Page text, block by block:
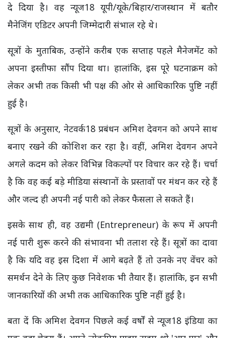
दे दिया है। वह न्यूज18 यूपी/यूके/बिहार/राजस्थान में बतौर
मैनेजिंग एडिटर अपनी जिम्मेदारी संभाल रहे थे।
सूत्रों के मुताबिक, उन्होंने करीब एक सप्ताह पहले मैनेजमेंट को
अपना इस्तीफा सौंप दिया था। हालांकि, इस पूरे घटनाक्रम को
लेकर अभी तक किसी भी पक्ष की ओर से आधिकारिक पुष्टि नहीं
हुई है।
सूत्रों के अनुसार, नेटवर्क18 प्रबंधन अमिश देवगन को अपने साथ
बनाए रखने की कोशिश कर रहा है। वहीं, अमिश देवगन अपने
अगले कदम को लेकर विभिन्न विकल्पों पर विचार कर रहे हैं। चर्चा
है कि वह कई बड़े मीडिया संस्थानों के प्रस्तावों पर मंथन कर रहे हैं
और जल्द ही अपनी नई पारी को लेकर फैसला ले सकते हैं।
इसके साथ ही, वह उद्यमी (Entrepreneur) के रूप में अपनी
नई पारी शुरू करने की संभावना भी तलाश रहे हैं। सूत्रों का दावा
है कि यदि वह इस दिशा में आगे बढ़ते हैं तो उनके नए वेंचर को
समर्थन देने के लिए कुछ निवेशक भी तैयार हैं। हालांकि, इन सभी
जानकारियों की अभी तक आधिकारिक पुष्टि नहीं हुई है।
बता दें कि अमिश देवगन पिछले कई वर्षों से न्यूज18 इंडिया का